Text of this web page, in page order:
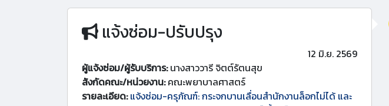
แจ้งซ่อม-ปรับปรุง
12 มิ.ย. 2569
ผู้แจ้งซ่อม/ผู้รับบริการ:นางสาววารี จิตต์รัตนสุข
สังกัดคณะ/หน่วยงาน:คณะพยาบาลศาสตร์
รายละเอียด: แจ้งซ่อม-ครุภัณฑ์: กระจกบานเลื่อนสำนักงานล็อกไม่ได้ และ